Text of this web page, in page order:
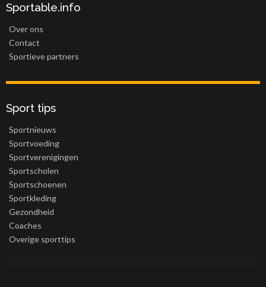
Sportable.info
Over ons
Contact
Sportieve partners
Sport tips
Sportnieuws
Sportvoeding
Sportverenigingen
Sportscholen
Sportschoenen
Sportkleding
Gezondheid
Coaches
Overige sporttips